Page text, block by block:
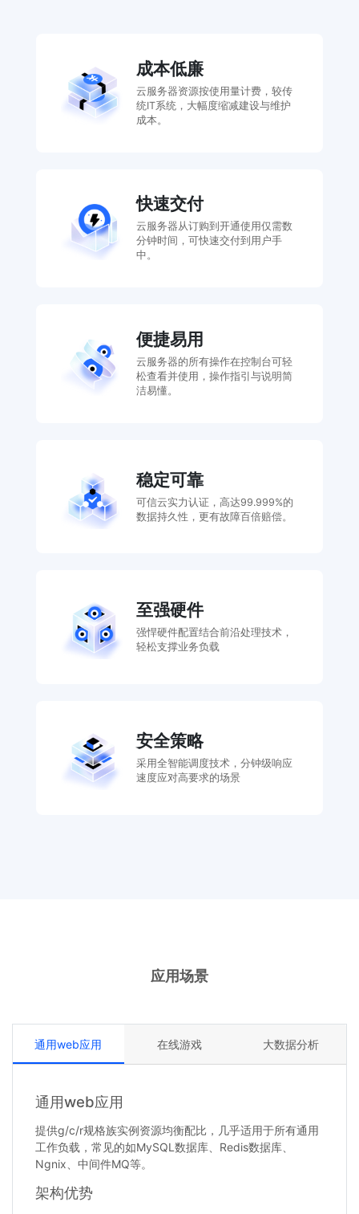
成本低廉
云服务器资源按使用量计费，较传
统IT系统，大幅度缩减建设与维护
成本。
快速交付
云服务器从订购到开通使用仅需数
分钟时间，可快速交付到用户手
中。
便捷易用
云服务器的所有操作在控制台可轻
松查看并使用，操作指引与说明简
洁易懂。
稳定可靠
可信云实力认证，高达99.999%的
数据持久性，更有故障百倍赔偿。
至强硬件
强悍硬件配置结合前沿处理技术，
轻松支撑业务负载
安全策略
采用全智能调度技术，分钟级响应
速度应对高要求的场景
应用场景
通用web应用 在线游戏 大数据分析
通用web应用
提供g/c/r规格族实例资源均衡配比，几乎适用于所有通用
工作负载，常见的如MySQL数据库、Redis数据库、
Ngnix、中间件MQ等。
架构优势